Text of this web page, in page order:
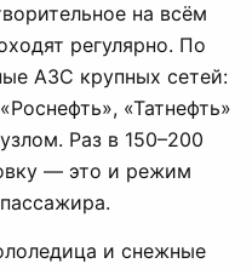
на всём
регулярно. По
АЗС крупных сетей:
«Татнефть»
Раз в 150–200
— это и режим
и снежные